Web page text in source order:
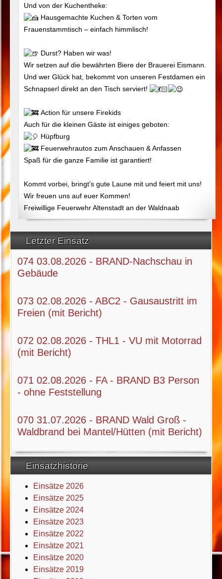
Letzter Einsatz
074 03.08.2026 - BRAND-Nachschau in
Gebäude
073 02.08.2026 - ABC2 - Gausaustritt im
Freien (mit Bericht)
072 02.08.2026 - THL1 - VU mit Motorrad
(mit Bericht)
071 02.08.2026 - FA - BRAND B3 Person
- ohne Feststellung
070 31.07.2026 - BRAND Wald Groß -
Waldbrand bei Mantel/Hütten (mit Bericht)
Einsatzhistorie
Einsätze 2026
Einsätze 2025
Einsätze 2024
Einsätze 2023
Einsätze 2022
Einsätze 2021
Einsätze 2020
Einsätze 2019
Und von der Kuchentheke:
Hausgemachte Kuchen & Torten vom
Frauenstammtisch – einfach himmlisch!
Durst? Haben wir was!
Wir setzen auf die bewährten Biere der Brauerei Eismann.
Und wer Glück hat, bekommt von unseren Festdamen ein
Schnapserl direkt an den Tisch serviert!
Action für unsere Firekids
Auch für die kleinen Gäste ist einiges geboten:
Hüpfburg
Feuerwehrautos zum Anschauen & Anfassen
Spaß für die ganze Familie ist garantiert!
Kommt vorbei, bringt’s gute Laune mit und feiert mit uns!
Wir freuen uns auf euer Kommen!
Freiwillige Feuerwehr Altenstadt an der Waldnaab